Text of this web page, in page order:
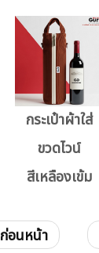
กระเป๋าผ้าใส่
ขวดไวน์
สีเหลืองเข้ม
ก่อนหน้า